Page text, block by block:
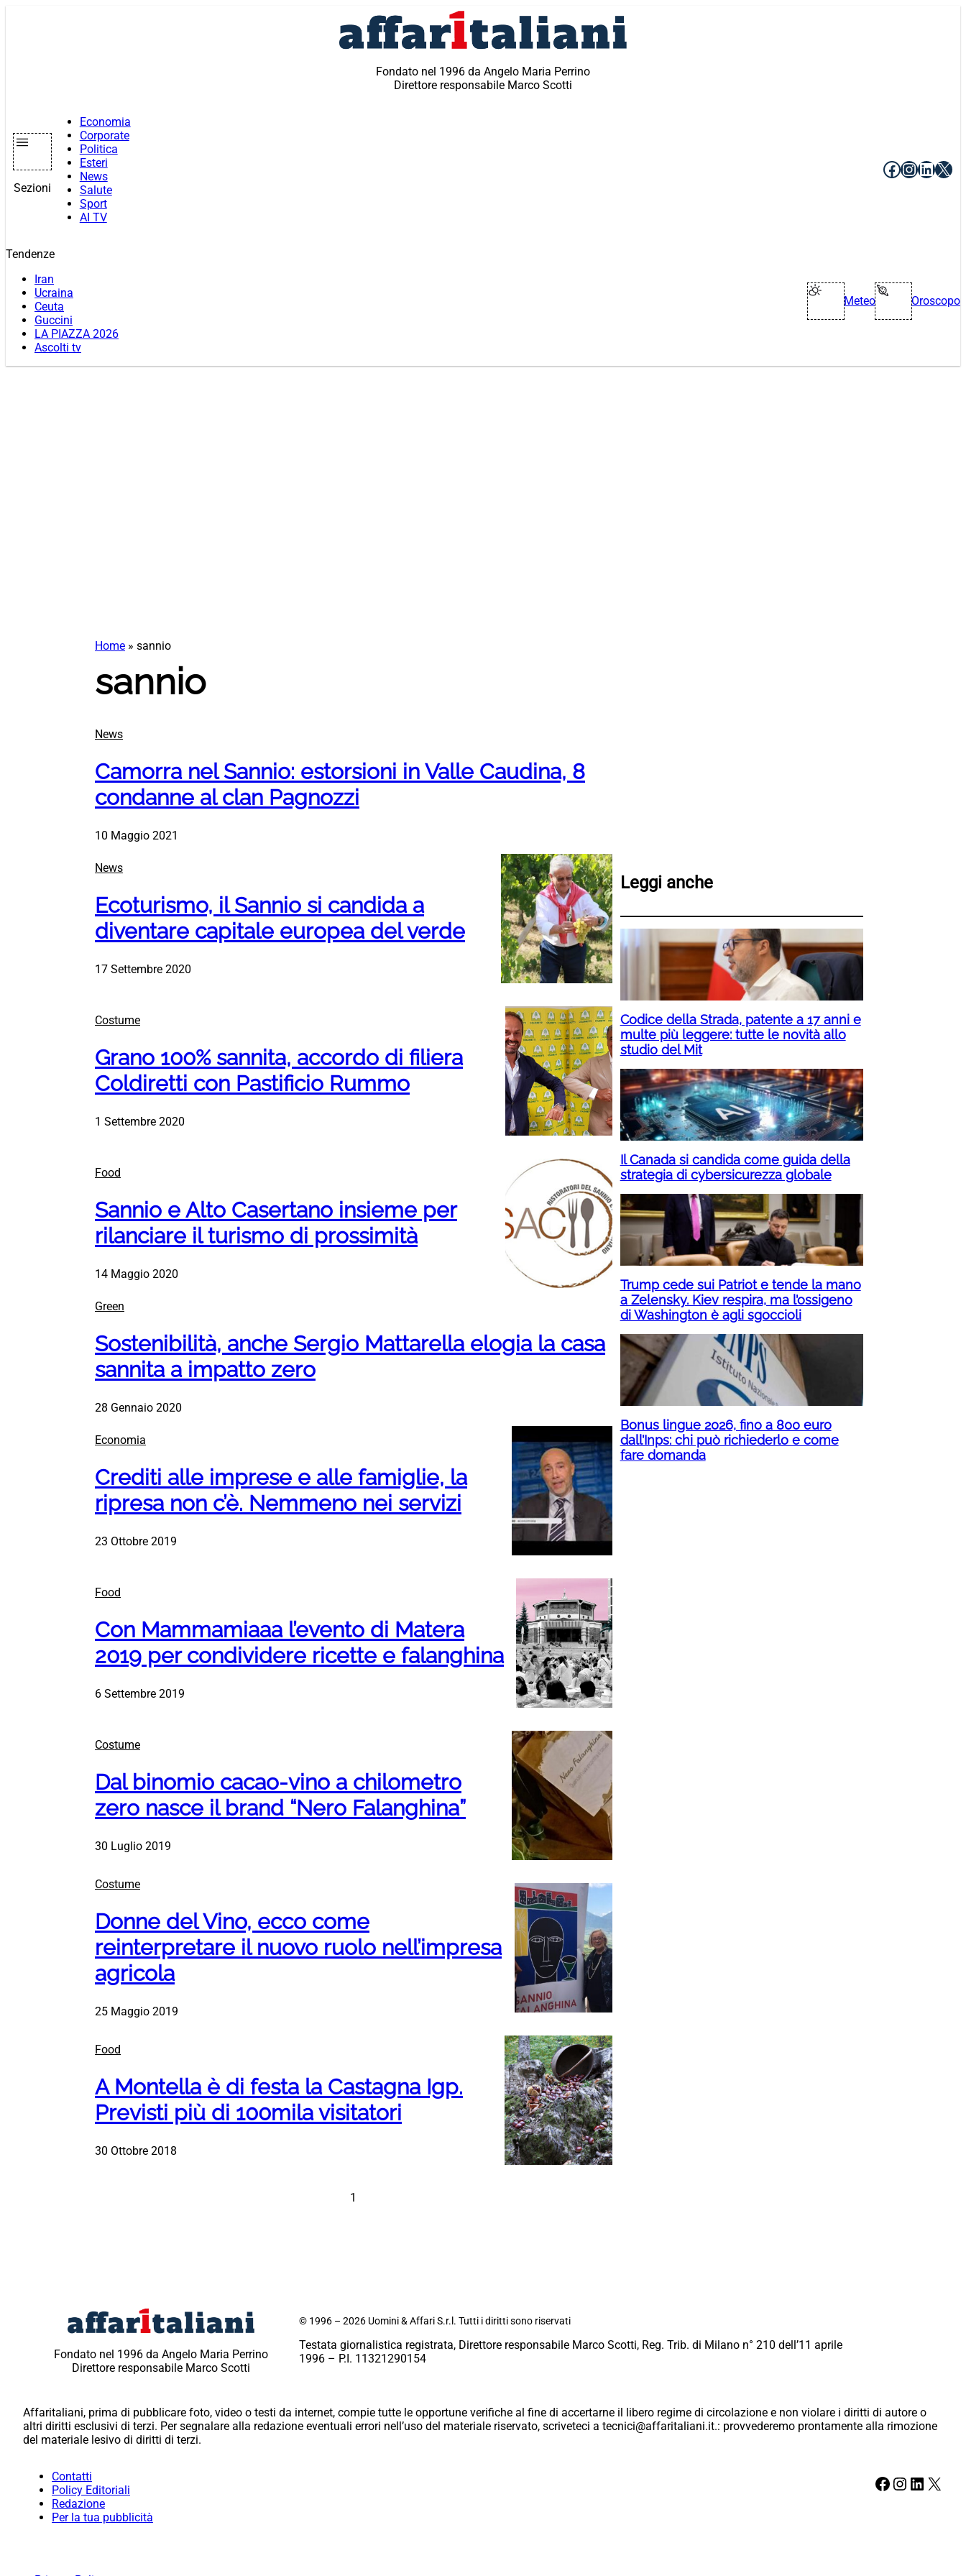
Fondato nel 1996 da Angelo Maria Perrino
Direttore responsabile Marco Scotti
Sezioni
Economia
Corporate
Politica
Esteri
News
Salute
Sport
AI TV
Facebook
X
Tendenze
Iran
Ucraina
Ceuta
Guccini
LA PIAZZA 2026
Ascolti tv
Meteo Oroscopo
Home » sannio
sannio
News
Camorra nel Sannio: estorsioni in Valle Caudina, 8
condanne al clan Pagnozzi
10 Maggio 2021
News
Ecoturismo, il Sannio si candida a
diventare capitale europea del verde
17 Settembre 2020
Costume
Grano 100% sannita, accordo di filiera
Coldiretti con Pastificio Rummo
1 Settembre 2020
Food
Sannio e Alto Casertano insieme per
rilanciare il turismo di prossimità
14 Maggio 2020
Green
Sostenibilità, anche Sergio Mattarella elogia la casa
sannita a impatto zero
28 Gennaio 2020
Economia
Crediti alle imprese e alle famiglie, la
ripresa non c’è. Nemmeno nei servizi
23 Ottobre 2019
Food
Con Mammamiaaa l’evento di Matera
2019 per condividere ricette e falanghina
6 Settembre 2019
Costume
Dal binomio cacao-vino a chilometro
zero nasce il brand “Nero Falanghina”
30 Luglio 2019
Costume
Donne del Vino, ecco come
reinterpretare il nuovo ruolo nell’impresa
agricola
25 Maggio 2019
Food
A Montella è di festa la Castagna Igp.
Previsti più di 100mila visitatori
30 Ottobre 2018
1
Leggi anche
Codice della Strada, patente a 17 anni e
multe più leggere: tutte le novità allo
studio del Mit
Il Canada si candida come guida della
strategia di cybersicurezza globale
Trump cede sui Patriot e tende la mano
a Zelensky. Kiev respira, ma l’ossigeno
di Washington è agli sgoccioli
Bonus lingue 2026, fino a 800 euro
dall’Inps: chi può richiederlo e come
fare domanda
Fondato nel 1996 da Angelo Maria Perrino
Direttore responsabile Marco Scotti
© 1996 – 2026 Uomini & Affari S.r.l. Tutti i diritti sono riservati
Testata giornalistica registrata, Direttore responsabile Marco Scotti, Reg. Trib. di Milano n° 210 dell’11 aprile
1996 – P.I. 11321290154
Affaritaliani, prima di pubblicare foto, video o testi da internet, compie tutte le opportune verifiche al fine di accertarne il libero regime di circolazione e non violare i diritti di autore o
altri diritti esclusivi di terzi. Per segnalare alla redazione eventuali errori nell’uso del materiale riservato, scriveteci a tecnici@affaritaliani.it.: provvederemo prontamente alla rimozione
del materiale lesivo di diritti di terzi.
Contatti
Policy Editoriali
Redazione
Per la tua pubblicità
Facebook Instagram LinkedIn X